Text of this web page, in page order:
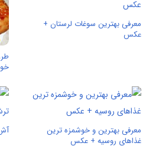
معرفی بهترین سوغات لرستان +
عکس
معرفی بهترین و خوشمزه ترین
غذاهای روسیه + عکس